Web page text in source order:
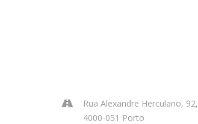
Rua Alexandre Herculano, 92,
4000-051 Porto